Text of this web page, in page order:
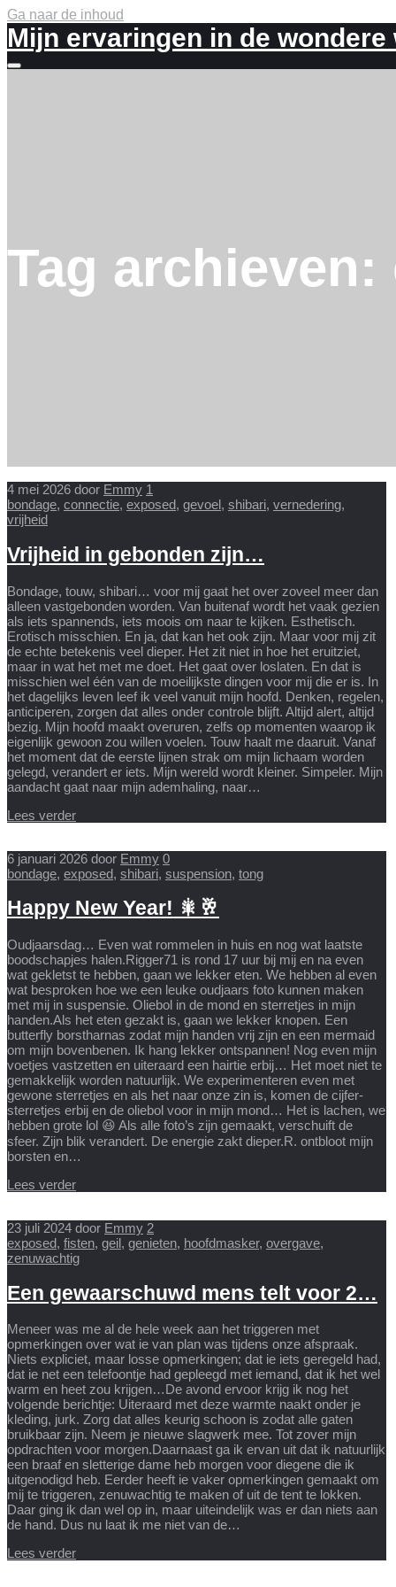
Ga naar de inhoud
Mijn ervaringen in de
Meer
Tag archieven:
4 mei 2026 door Emmy 1
bondage, connectie, exposed, gevoel, shibari, vernedering,
vrijheid
Vrijheid in gebonden zijn…
Bondage, touw, shibari… voor mij gaat het over zoveel meer dan
alleen vastgebonden worden. Van buitenaf wordt het vaak gezien
als iets spannends, iets moois om naar te kijken. Esthetisch.
Erotisch misschien. En ja, dat kan het ook zijn. Maar voor mij zit
de echte betekenis veel dieper. Het zit niet in hoe het eruitziet,
maar in wat het met me doet. Het gaat over loslaten. En dat is
misschien wel één van de moeilijkste dingen voor mij die er is. In
het dagelijks leven leef ik veel vanuit mijn hoofd. Denken, regelen,
anticiperen, zorgen dat alles onder controle blijft. Altijd alert, altijd
bezig. Mijn hoofd maakt overuren, zelfs op momenten waarop ik
eigenlijk gewoon zou willen voelen. Touw haalt me daaruit. Vanaf
het moment dat de eerste lijnen strak om mijn lichaam worden
gelegd, verandert er iets. Mijn wereld wordt kleiner. Simpeler. Mijn
aandacht gaat naar mijn ademhaling, naar…
Lees verder
6 januari 2026 door Emmy 0
bondage, exposed, shibari, suspension, tong
Happy New Year! 🎇🥂
Oudjaarsdag… Even wat rommelen in huis en nog wat laatste
boodschapjes halen.Rigger71 is rond 17 uur bij mij en na even
wat gekletst te hebben, gaan we lekker eten. We hebben al even
wat besproken hoe we een leuke oudjaars foto kunnen maken
met mij in suspensie. Oliebol in de mond en sterretjes in mijn
handen.Als het eten gezakt is, gaan we lekker knopen. Een
butterfly borstharnas zodat mijn handen vrij zijn en een mermaid
om mijn bovenbenen. Ik hang lekker ontspannen! Nog even mijn
voetjes vastzetten en uiteraard een hairtie erbij… Het moet niet te
gemakkelijk worden natuurlijk. We experimenteren even met
gewone sterretjes en als het naar onze zin is, komen de cijfer-
sterretjes erbij en de oliebol voor in mijn mond… Het is lachen, we
hebben grote lol 😆 Als alle foto’s zijn gemaakt, verschuift de
sfeer. Zijn blik verandert. De energie zakt dieper.R. ontbloot mijn
borsten en…
Lees verder
23 juli 2024 door Emmy 2
exposed, fisten, geil, genieten, hoofdmasker, overgave,
zenuwachtig
Een gewaarschuwd mens telt voor 2…
Meneer was me al de hele week aan het triggeren met
opmerkingen over wat ie van plan was tijdens onze afspraak.
Niets expliciet, maar losse opmerkingen; dat ie iets geregeld had,
dat ie net een telefoontje had gepleegd met iemand, dat ik het wel
warm en heet zou krijgen…De avond ervoor krijg ik nog het
volgende berichtje: Uiteraard met deze warmte naakt onder je
kleding, jurk. Zorg dat alles keurig schoon is zodat alle gaten
bruikbaar zijn. Neem je nieuwe slagwerk mee. Tot zover mijn
opdrachten voor morgen.Daarnaast ga ik ervan uit dat ik natuurlijk
een braaf en sletterige dame heb morgen voor diegene die ik
uitgenodigd heb. Eerder heeft ie vaker opmerkingen gemaakt om
mij te triggeren, zenuwachtig te maken of uit de tent te lokken.
Daar ging ik dan wel op in, maar uiteindelijk was er dan niets aan
de hand. Dus nu laat ik me niet van de…
Lees verder